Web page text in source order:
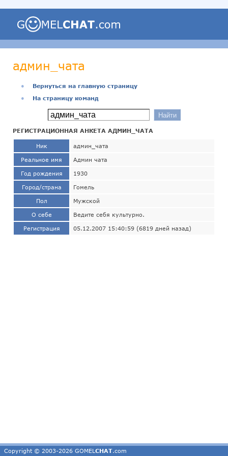
админ_чата
●
Вернуться на главную страницу
●
На страницу команд
РЕГИСТРАЦИОННАЯ АНКЕТА АДМИН_ЧАТА
Ник админ_чата
Реальное имя Админ чата
Год рождения 1930
Город/страна Гомель
Пол Мужской
О себе Ведите себя культурно.
Регистрация 05.12.2007 15:40:59 (6819 дней назад)
Copyright © 2003-2026 GOMEL CHAT.com